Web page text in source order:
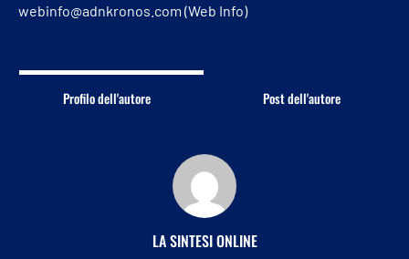
webinfo@adnkronos.com (Web Info)
Profilo dell'autore Post dell'autore
LA SINTESI ONLINE